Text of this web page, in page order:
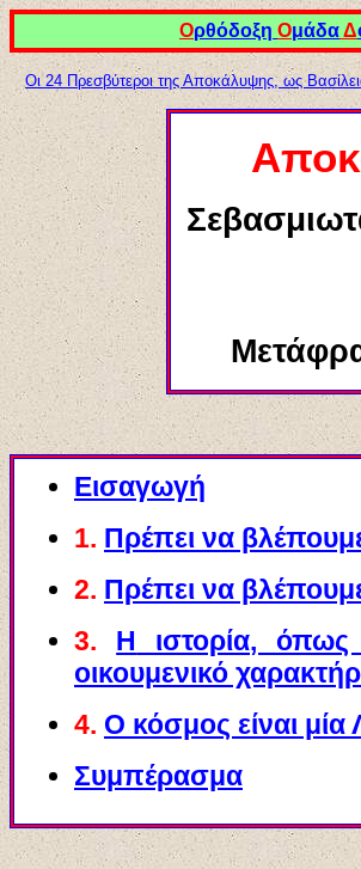
Ορθόδοξη ΟμάδαΔ
Οι 24 Πρεσβύτεροι της Αποκάλυψης, ως
Α
Εισαγωγή
1. Πρέπει να
2. Πρέπει να
3.
Η ιστορία,
οικουμενικό
4. Ο κόσμος είναι μία
Συμπέρασμα